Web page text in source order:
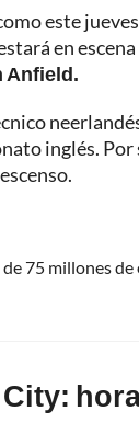
este
en escena
Anfield.
inglés.
75 millones